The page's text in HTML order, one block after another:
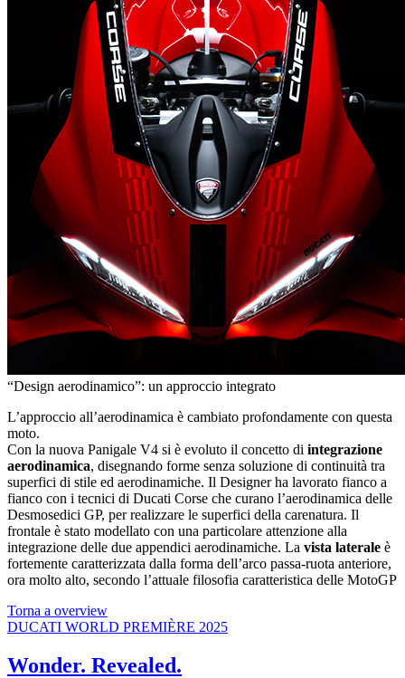
“Design aerodinamico”: un approccio integrato
L’approccio all’aerodinamica è cambiato profondamente con questa
moto.
Con la nuova Panigale V4 si è evoluto il concetto di integrazione
aerodinamica, disegnando forme senza soluzione di continuità tra
superfici di stile ed aerodinamiche. Il Designer ha lavorato fianco a
fianco con i tecnici di Ducati Corse che curano l’aerodinamica delle
Desmosedici GP, per realizzare le superfici della carenatura. Il
frontale è stato modellato con una particolare attenzione alla
integrazione delle due appendici aerodinamiche. La vista laterale è
fortemente caratterizzata dalla forma dell’arco passa-ruota anteriore,
ora molto alto, secondo l’attuale filosofia caratteristica delle MotoGP
Torna a overview
DUCATI WORLD PREMIÈRE 2025
Wonder. Revealed.